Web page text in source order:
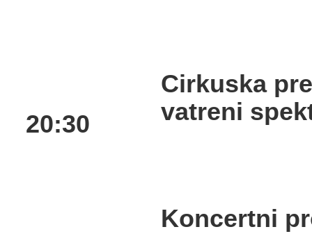
20:30
Cirkuska
vatreni
Koncertni